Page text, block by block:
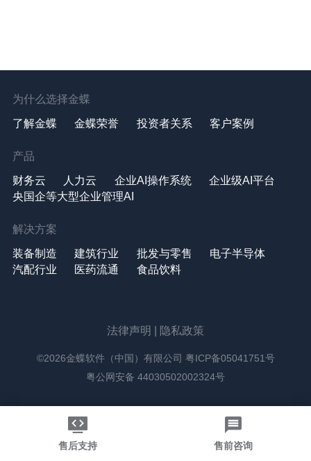
售后支持 售前咨询
为什么选择金蝶
了解金蝶 金蝶荣誉 投资者关系 客户案例
产品
财务云 人力云 企业AI操作系统
企业级AI平台
央国企等大型企业管理AI
解决方案
装备制造 建筑行业 批发与零售
电子半导体
汽配行业
医药流通 食品饮料
法律声明 隐私政策
©2026金蝶软件（中国）有限公司 粤ICP备05041751号
粤公网安备 44030502002324号